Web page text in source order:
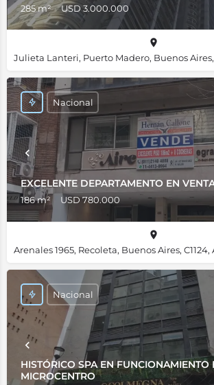
285 m² USD 3.000.000
EXCELENTE DEPARTAMENTO EN
186 m² USD 780.000
Nacional
HISTÓRICO SPA EN FUNCIONAMIENTO
MICROCENTRO
Nacional